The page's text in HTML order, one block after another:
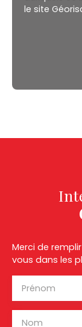
le site
Merci de
vous dans les
Prénom
Nom